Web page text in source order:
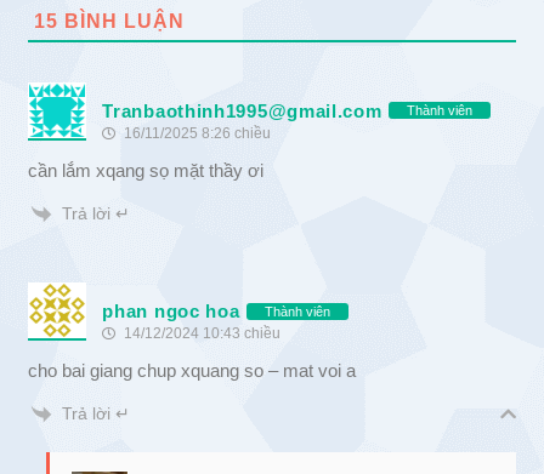
15 BÌNH LUẬN
Tranbaothinh1995@gmail.com Thành viên
16/11/2025 8:26 chiều
cần lắm xqang sọ mặt thầy ơi
Trả lời ↵
phan ngoc hoa Thành viên
14/12/2024 10:43 chiều
cho bai giang chup xquang so – mat voi a
Trả lời ↵